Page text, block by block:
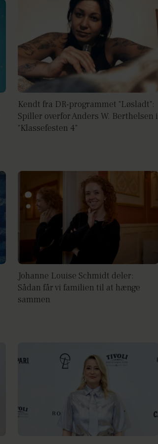
Kendt fra DR-programmet "Løsladt":
Spiller overfor Anders W. Berthelsen i
"Klassefesten 4"
Johanne Louise Schmidt deler:
Sådan får vi familien til at hænge
sammen